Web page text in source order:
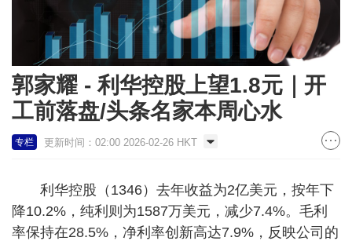
郭家耀 - 利华控股上望1.8元｜开
工前落盘/头条名家本周心水
专栏 更新时间：02:00 2026-02-26 HKT
利华控股（1346）去年收益为2亿美元，按年下
降10.2%，纯利则为1587万美元，减少7.4%。毛利
率保持在28.5%，净利率创新高达7.9%，反映公司的